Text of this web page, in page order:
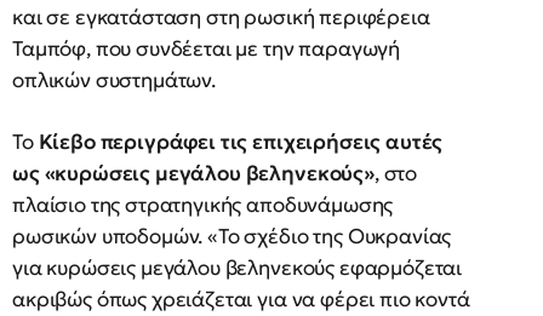
και σε εγκατάσταση στη ρωσική περιφέρεια
Ταμπόφ, που συνδέεται με την παραγωγή
οπλικών συστημάτων.
Το Κίεβο περιγράφει τις επιχειρήσεις αυτές
ως «κυρώσεις μεγάλου βεληνεκούς», στο
πλαίσιο της στρατηγικής αποδυνάμωσης
ρωσικών υποδομών. «Το σχέδιο της Ουκρανίας
για κυρώσεις μεγάλου βεληνεκούς εφαρμόζεται
ακριβώς όπως χρειάζεται για να φέρει πιο κοντά